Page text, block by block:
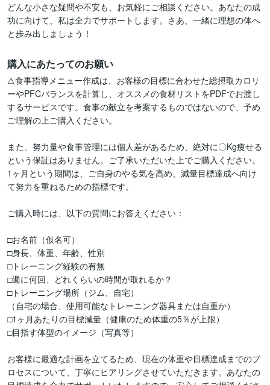
どんな小さな疑問や不安も、お気軽にご相談ください。あなたの成
功に向けて、私は全力でサポートします。さあ、一緒に理想の体へ
と歩み出しましょう！
購入にあたってのお願い
⚠食事指導メニュー作成は、お客様の目標に合わせた総摂取カロリ
ーやPFCバランスを計算し、オススメの食材リストをPDFでお渡し
するサービスです。食事の献立を考案するものではないので、予め
ご理解の上ご購入ください。
また、努力量や食事管理には個人差があるため、絶対に〇Kg痩せる
という保証はありません。ご了承いただいた上でご購入ください。
1ヶ月という期間は、ご自身のやる気を高め、減量目標達成へ向け
て努力を重ねるための指標です。
ご購入時には、以下の質問にお答えください：
□お名前（仮名可）
□身長、体重、年齢、性別
□トレーニング経験の有無
□週に何回、どれくらいの時間が取れるか？
□トレーニング場所（ジム、自宅）
（自宅の場合、使用可能なトレーニング器具または自重か）
□1ヶ月あたりの目標減量（健康のため体重の5％が上限）
□目指す体型のイメージ（写真等）
お客様に最適な計画を立てるため、現在の体重や目標達成までのプ
ロセスについて、丁寧にヒアリングさせていただきます。あなたの